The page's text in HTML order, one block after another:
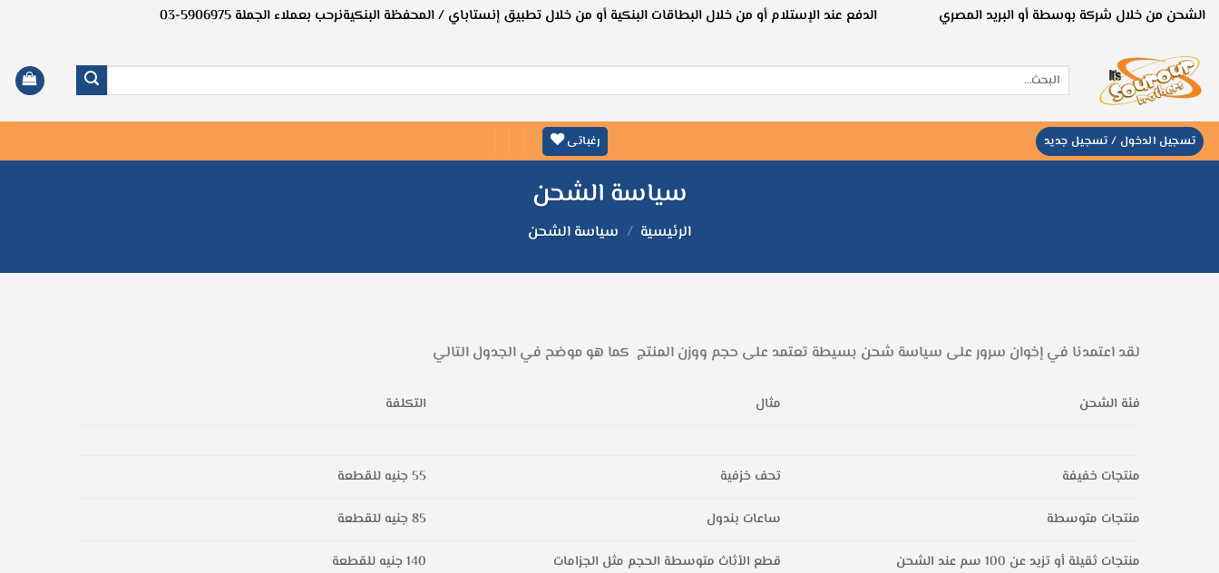
تخطي
الشحن من خلال شركة بوسطة أو البريد المصري الدفع عند الإستلام أو من خلال البطاقات البنكية أو من خلال تطبيق إنستاباي / المحفظة البنكيةنرحب بعملاء الجملة 5906975-03
البحث
عن:
تسجيل الدخول / تسجيل جديد رغباتى
سياسة الشحن
الرئيسية / سياسة الشحن
لقد اعتمدنا في إخوان سرور على سياسة شحن بسيطة تعتمد على حجم ووزن المنتج كما هو موضح في الجدول التالي
فئة الشحن مثال التكلفة
منتجات خفيفة تحف خزفية 55 جنيه للقطعة
منتجات متوسطة ساعات بندول 85 جنيه للقطعة
منتجات ثقيلة أو تزيد عن 100 سم عند الشحن قطع الأثاث متوسطة الحجم مثل الجزامات 140 جنيه للقطعة